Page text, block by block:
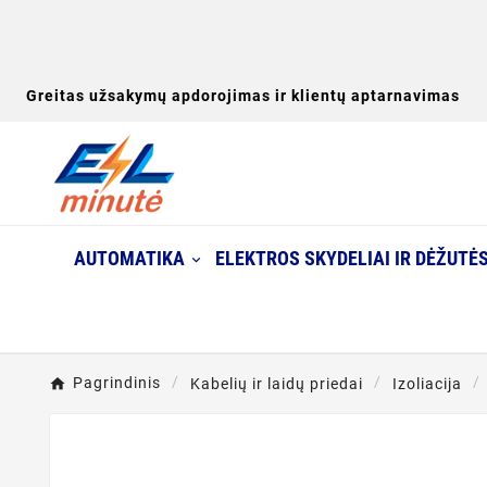
Greitas užsakymų apdorojimas ir klientų aptarnavimas
AUTOMATIKA ELEKTROS SKYDELIAI IR
Pagrindinis Kabelių ir laidų priedai Izoliacija